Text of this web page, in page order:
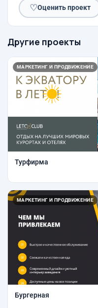
♡Оценить проект
Другие проекты
МАРКЕТИНГ И ПРОДВИЖЕНИЕ
Турфирма
МАРКЕТИНГ И ПРОДВИЖЕНИЕ
Бургерная